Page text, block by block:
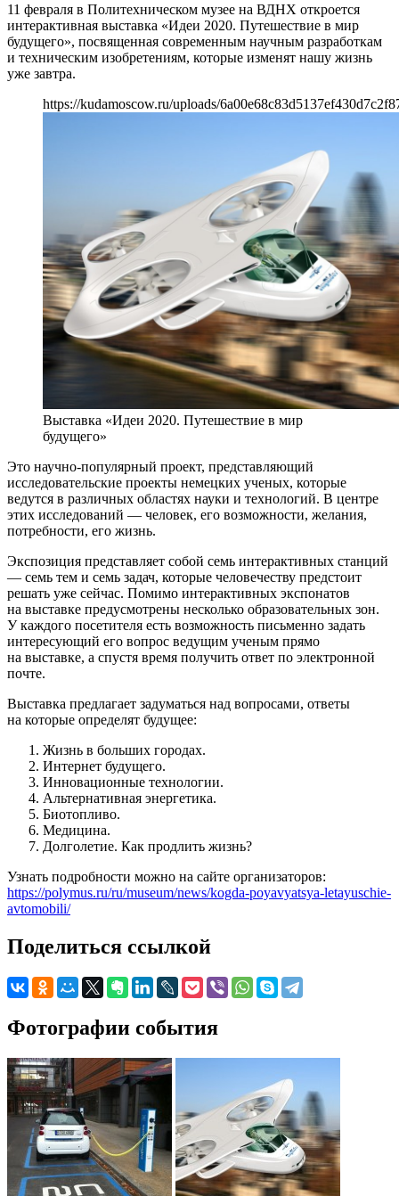
11 февраля в Политехническом музее на ВДНХ откроется
интерактивная выставка «Идеи 2020. Путешествие в мир
будущего», посвященная современным научным разработкам
и техническим изобретениям, которые изменят нашу жизнь
уже завтра.
https://kudamoscow.ru/uploads/
Выставка «Идеи 2020. Путешествие в мир
будущего»
Это научно-популярный проект, представляющий
исследовательские проекты немецких ученых, которые
ведутся в различных областях науки и технологий. В центре
этих исследований — человек, его возможности, желания,
потребности, его жизнь.
Экспозиция представляет собой семь интерактивных станций
— семь тем и семь задач, которые человечеству предстоит
решать уже сейчас. Помимо интерактивных экспонатов
на выставке предусмотрены несколько образовательных зон.
У каждого посетителя есть возможность письменно задать
интересующий его вопрос ведущим ученым прямо
на выставке, а спустя время получить ответ по электронной
почте.
Выставка предлагает задуматься над вопросами, ответы
на которые определят будущее:
Жизнь в больших городах.
Интернет будущего.
Инновационные технологии.
Альтернативная энергетика.
Биотопливо.
Медицина.
Долголетие. Как продлить жизнь?
Узнать подробности можно на сайте организаторов:
https://polymus.ru/ru/museum/news/kogda-poyavyatsya-letayuschie-
avtomobili/
Поделиться ссылкой
Фотографии события